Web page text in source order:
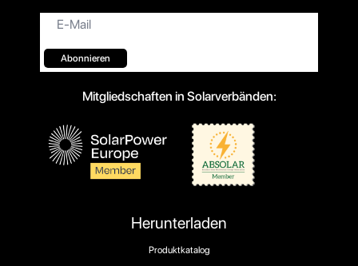
Herunterladen
Produktkatalog
E-
Mail*
Abonnieren
Mitgliedschaften in Solarverbänden: